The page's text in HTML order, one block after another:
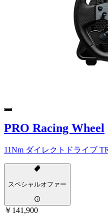
PRO Racing Wheel
11Nm ダイレクトドライブ
スペシャルオファー
￥141,900